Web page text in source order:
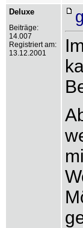
Deluxe
Beiträge:
14.007
Registriert am:
13.12.2001